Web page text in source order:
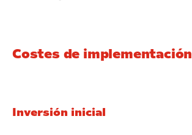
Costes de implementación
Inversión inicial